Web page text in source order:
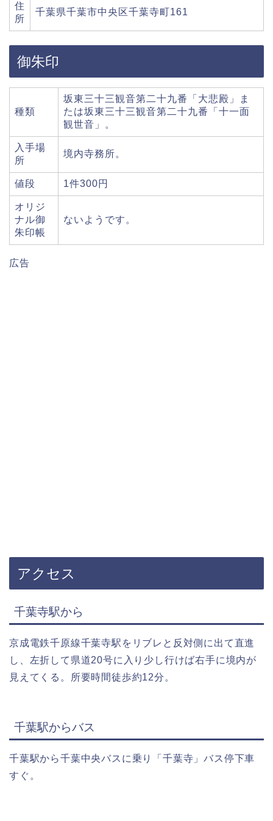
住
所
千葉県千葉市中央区千葉寺町161
御朱印
種類
坂東三十三観音第二十九番「大悲殿」ま
たは坂東三十三観音第二十九番「十一面
観世音」。
入手場
所
境内寺務所。
値段 1件300円
オリジ
ナル御
朱印帳
ないようです。
広告
アクセス
千葉寺駅から
京成電鉄千原線千葉寺駅をリブレと反対側に出て直進
し、左折して県道20号に入り少し行けば右手に境内が
見えてくる。所要時間徒歩約12分。
千葉駅からバス
千葉駅から千葉中央バスに乗り「千葉寺」バス停下車
すぐ。